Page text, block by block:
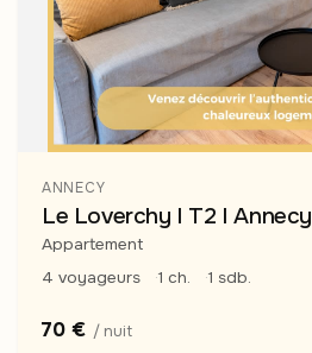
ANNECY
Le Loverchy I T2 I Annecy
Appartement
4 voyageurs
1 ch. 1 sdb.
70 € / nuit